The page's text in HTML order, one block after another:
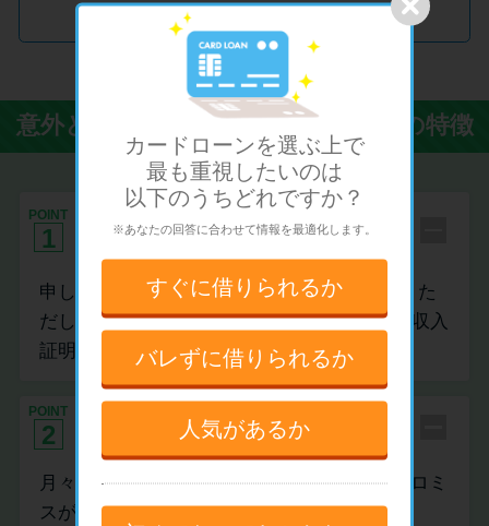
Promotion by アイフル
意外と知らないカードローンの4つの特徴
POINT
1
申し込みに必要な書類は本人確認書
類だけ
申し込みは本人確認書類さえあればOKです。た
だし、50万円以上借り入れしたい場合には、収入
証明書が必要になります。
POINT
2 月々の返済額は￥1,000～設定可能
月々の返済額は、お借入後残高に応じて、プロミ
スが1,000円、アコムが1,000円、アイフルは
カードローンを選ぶ上で
最も重視したいのは
以下のうちどれですか？
※あなたの回答に合わせて情報を最適化します。
すぐに借りられるか
バレずに借りられるか
人気があるか